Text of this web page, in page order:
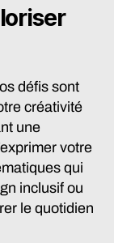
défis sont
créativité
une
votre
qui
inclusif ou
le quotidien